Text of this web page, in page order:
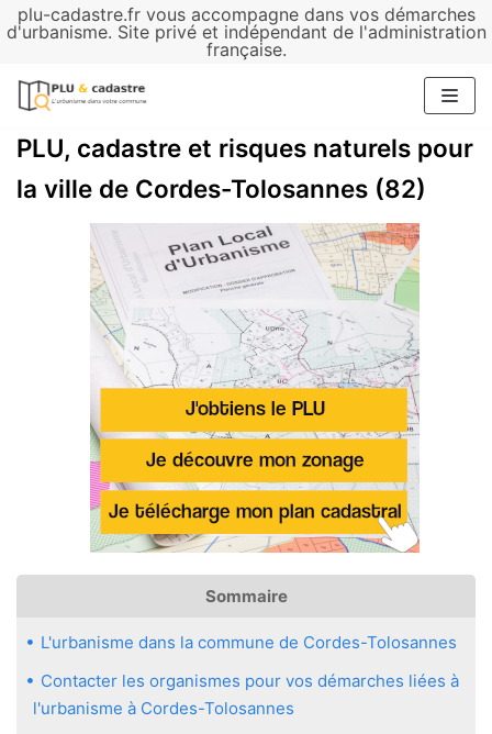
plu-cadastre.fr vous accompagne dans vos démarches
d'urbanisme. Site privé et indépendant de l'administration
française.
Aller
contenu
PLU, cadastre et risques naturels pour
la ville de Cordes-Tolosannes (82)
Sommaire
L'urbanisme dans la commune de Cordes-Tolosannes
Contacter les organismes pour vos démarches liées à
l'urbanisme à Cordes-Tolosannes